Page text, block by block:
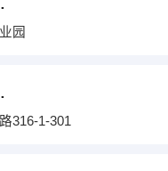
司
园
公司
316-1-301